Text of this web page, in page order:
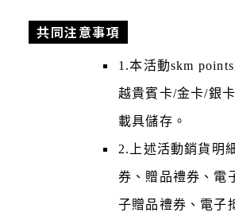
共同注意事項
1.本活動skm
越貴賓卡/金卡/銀
載具儲存。
2.上述活動銷貨明
券、贈品禮券、電
子贈品禮券、電子